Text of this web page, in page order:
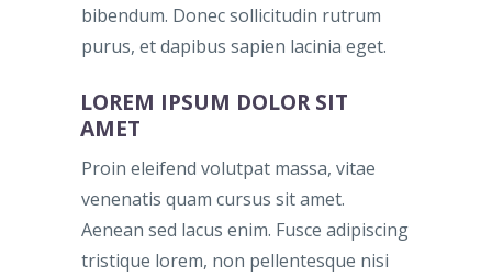
bibendum. Donec sollicitudin rutrum
purus, et dapibus sapien lacinia eget.
LOREM IPSUM DOLOR SIT
AMET
Proin eleifend volutpat massa, vitae
venenatis quam cursus sit amet.
Aenean sed lacus enim. Fusce adipiscing
tristique lorem, non pellentesque nisi